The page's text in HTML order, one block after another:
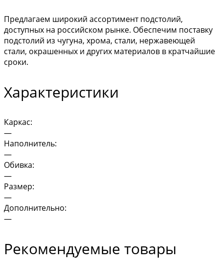
Предлагаем широкий ассортимент подстолий,
доступных на российском рынке. Обеспечим поставку
подстолий из чугуна, хрома, стали, нержавеющей
стали, окрашенных и других материалов в кратчайшие
сроки.
Характеристики
Каркас:
—
Наполнитель:
—
Обивка:
—
Размер:
—
Дополнительно:
—
Рекомендуемые товары